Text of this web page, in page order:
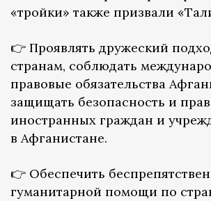
«тройки» также призвали
👉 Проявлять дружеский
странам, соблюдать
правовые обязательства
защищать безопасность и
иностранных граждан и
в Афганистане.
👉 Обеспечить
гуманитарной помощи по